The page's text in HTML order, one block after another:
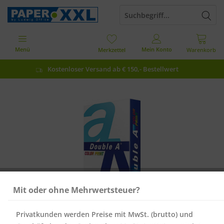
Kostenloser Versand ab € 150,- Bestellwert
Warenkorb
Merkzettel Mein Konto
Menü
Mit oder ohne Mehrwertsteuer?
Privatkunden werden Preise mit MwSt. (brutto) und